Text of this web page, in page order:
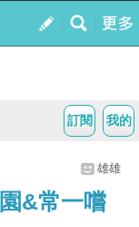
我的
訂閱
雄雄
&常一嚐